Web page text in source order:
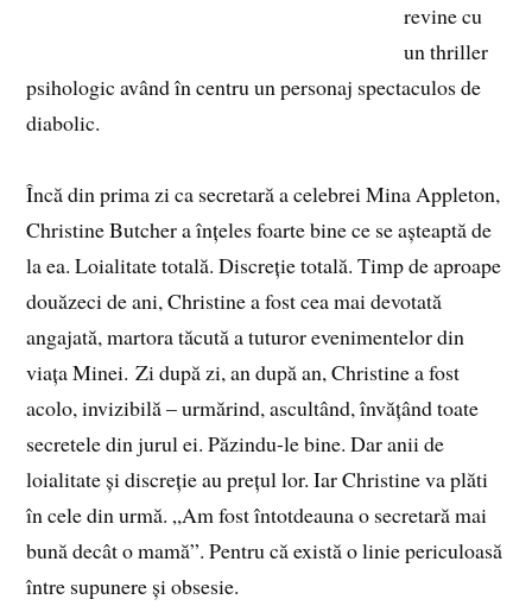
revine cu
un thriller
psihologic având în centru un personaj spectaculos de
diabolic.
Încă din prima zi ca secretară a celebrei Mina Appleton,
Christine Butcher a înțeles foarte bine ce se așteaptă de
la ea. Loialitate totală. Discreție totală. Timp de aproape
douăzeci de ani, Christine a fost cea mai devotată
angajată, martora tăcută a tuturor evenimentelor din
viața Minei. Zi după zi, an după an, Christine a fost
acolo, invizibilă – urmărind, ascultând, învățând toate
secretele din jurul ei. Păzindu-le bine. Dar anii de
loialitate și discreție au prețul lor. Iar Christine va plăti
în cele din urmă. „Am fost întotdeauna o secretară mai
bună decât o mamă”. Pentru că există o linie periculoasă
între supunere și obsesie.